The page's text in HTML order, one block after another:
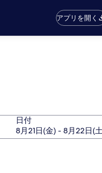
アプリを開く
日付